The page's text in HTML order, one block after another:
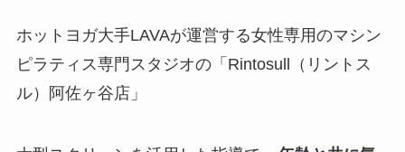
ホットヨガ大手LAVAが運営する女性専用のマシン
ピラティス専門スタジオの「Rintosull（リントス
ル）阿佐ヶ谷店」